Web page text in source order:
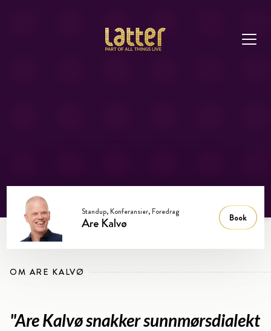
Standup, Konferansier, Foredrag
Are Kalvø Book
OM ARE KALVØ
"Are Kalvø snakker sunnmørsdialekt